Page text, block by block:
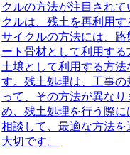
クルの方法が注目されて
クルは、残土を再利用す
サイクルの方法には、路
ート骨材として利用する
土壌として利用する方法
す。残土処理は、工事の
って、その方法が異なり
め、残土処理を行う際に
相談して、最適な方法
大切です。